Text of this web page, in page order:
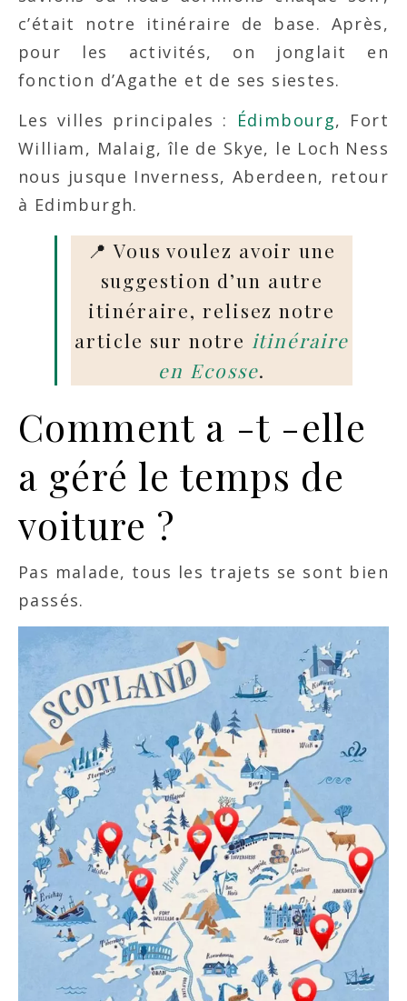
c’était notre itinéraire de base. Après,
pour les activités, on jonglait en
fonction d’Agathe et de ses siestes.
Les villes principales :
Édimbourg, Fort
William, Malaig, île de Skye, le Loch Ness
nous jusque Inverness, Aberdeen, retour
à Edimburgh.
📍 Vous voulez avoir une
suggestion d’un autre
itinéraire, relisez notre
article sur notre itinéraire
en Ecosse.
Comment a -t -elle
a géré le temps de
voiture ?
Pas malade, tous les trajets se sont bien
passés.